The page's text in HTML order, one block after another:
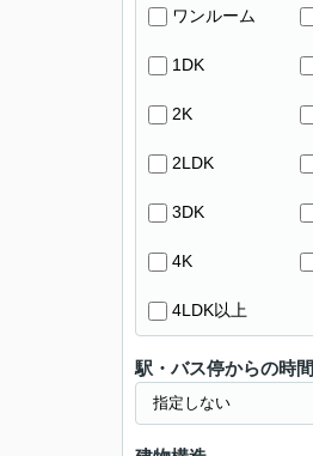
ワンルーム
1DK
2K
2LDK
3DK
4K
4LDK以上
駅・バス停からの時間